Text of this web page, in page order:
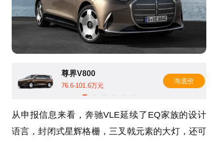
尊界V800
76.6-101.6万元
询底价
从申报信息来看，奔驰VLE延续了EQ家族的设计
语言，封闭式星辉格栅，三叉戟元素的大灯，还可